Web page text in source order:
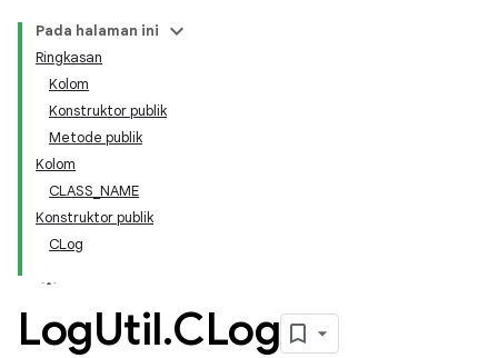
Pada halaman ini
Ringkasan
Kolom
Konstruktor publik
Metode publik
Kolom
CLASS_NAME
Konstruktor publik
CLog
LogUtil.CLog